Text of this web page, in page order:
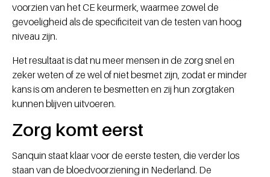
voorzien van het CE keurmerk, waarmee zowel de
gevoeligheid als de specificiteit van de testen van hoog
niveau zijn.
Het resultaat is dat nu meer mensen in de zorg snel en
zeker weten of ze wel of niet besmet zijn, zodat er minder
kans is om anderen te besmetten en zij hun zorgtaken
kunnen blijven uitvoeren.
Zorg komt eerst
Sanquin staat klaar voor de eerste testen, die verder los
staan van de bloedvoorziening in Nederland. De